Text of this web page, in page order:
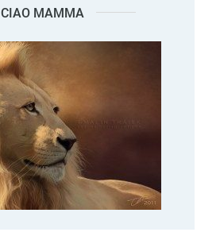
CIAO MAMMA